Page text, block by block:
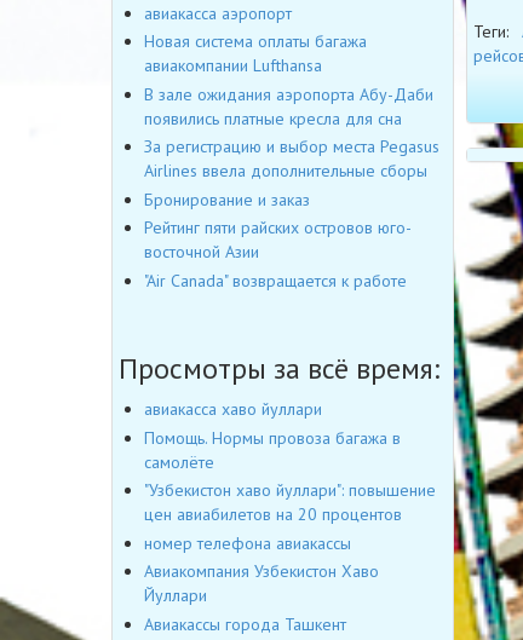
Теги:
авиакасса аэропорт
Новая система оплаты багажа
авиакомпании Lufthansa
В зале ожидания аэропорта Абу-Даби
появились платные кресла для сна
За регистрацию и выбор места Pegasus
Airlines ввела дополнительные сборы
Бронирование и заказ
Рейтинг пяти райских островов юго-
восточной Азии
"Air Canada" возвращается к работе
Просмотры за всё время:
авиакасса хаво йуллари
Помощь. Нормы провоза багажа в
самолёте
"Узбекистон хаво йуллари": повышение
цен авиабилетов на 20 процентов
номер телефона авиакассы
Авиакомпания Узбекистон Хаво
Йуллари
Авиакассы города Ташкент